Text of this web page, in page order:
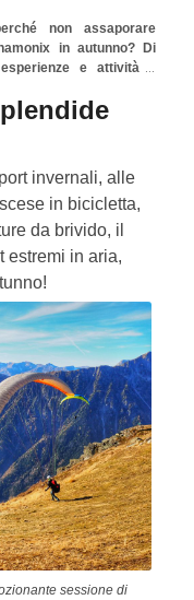
tutti troveranno
a Chamonix in
non assaporare
in autunno? Di
e attività a
invernali, alle
in bicicletta,
da brivido, il
estremi in aria,
sessione di